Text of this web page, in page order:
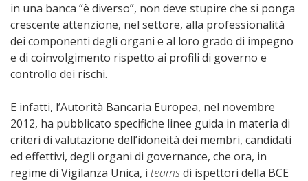
in una banca “è diverso”, non deve stupire che si ponga
crescente attenzione, nel settore, alla professionalità
dei componenti degli organi e al loro grado di impegno
e di coinvolgimento rispetto ai profili di governo e
controllo dei rischi.
E infatti, l’Autorità Bancaria Europea, nel novembre
2012, ha pubblicato specifiche linee guida in materia di
criteri di valutazione dell’idoneità dei membri, candidati
ed effettivi, degli organi di governance, che ora, in
regime di Vigilanza Unica, i teamsdi ispettori della BCE